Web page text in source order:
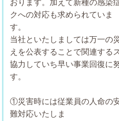
おります。加えて新種の感染
クへの対応も求められていま
当社といたしましては万一の
えを公表することで関連する
協力していち早い事業回復に
①災害時には従業員の人命の
難対応いたしま